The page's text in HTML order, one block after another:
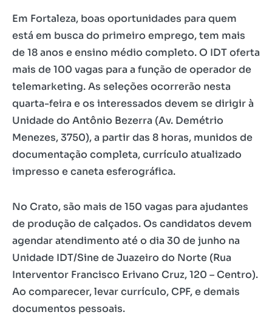
Em Fortaleza, boas oportunidades para quem
está em busca do primeiro emprego, tem mais
de 18 anos e ensino médio completo. O IDT oferta
mais de 100 vagas para a função de operador de
telemarketing. As seleções ocorrerão nesta
quarta-feira e os interessados devem se dirigir à
Unidade do Antônio Bezerra (Av. Demétrio
Menezes, 3750), a partir das 8 horas, munidos de
documentação completa, currículo atualizado
impresso e caneta esferográfica.
No Crato, são mais de 150 vagas para ajudantes
de produção de calçados. Os candidatos devem
agendar atendimento até o dia 30 de junho na
Unidade IDT/Sine de Juazeiro do Norte (Rua
Interventor Francisco Erivano Cruz, 120 – Centro).
Ao comparecer, levar currículo, CPF, e demais
documentos pessoais.